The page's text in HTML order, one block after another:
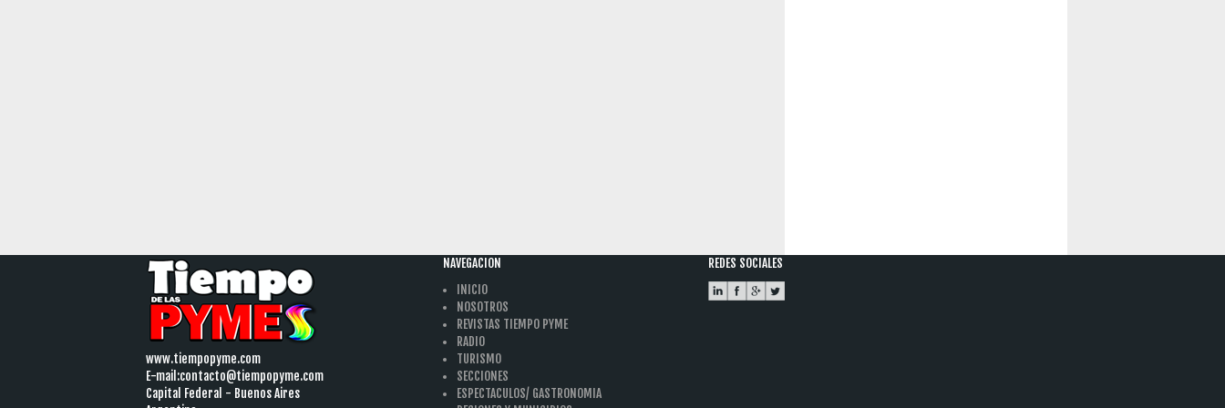
www.tiempopyme.com
E-mail:contacto@tiempopyme.com
Capital Federal - Buenos Aires
NAVEGACION
INICIO
NOSOTROS
REVISTAS TIEMPO PYME
RADIO
TURISMO
SECCIONES
ESPECTACULOS/ GASTRONOMIA
REDES SOCIALES